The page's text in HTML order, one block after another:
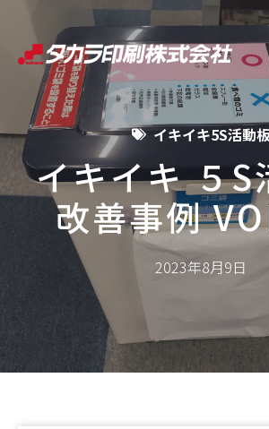
へ
キ
イキイキ5S活動
イキイキ ５S
改善事例
2023年8月9日